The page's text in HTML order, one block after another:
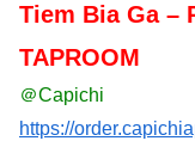
Tiem Bia Ga –
TAPROOM
＠Capichi
https://